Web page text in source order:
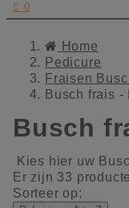
 0
Home
Pedicure
Fraisen
Busch frais -
Busch
Kies hier uw
Er zijn 33
Sorteer op: